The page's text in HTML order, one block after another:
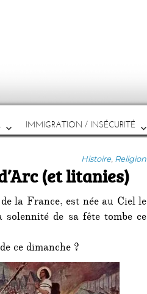
IMMIGRATION / INSÉCURITÉ
Catégories
Histoire, Religion
(et litanies)
la France, est née au Ciel le
de sa fête tombe ce
ce dimanche ?